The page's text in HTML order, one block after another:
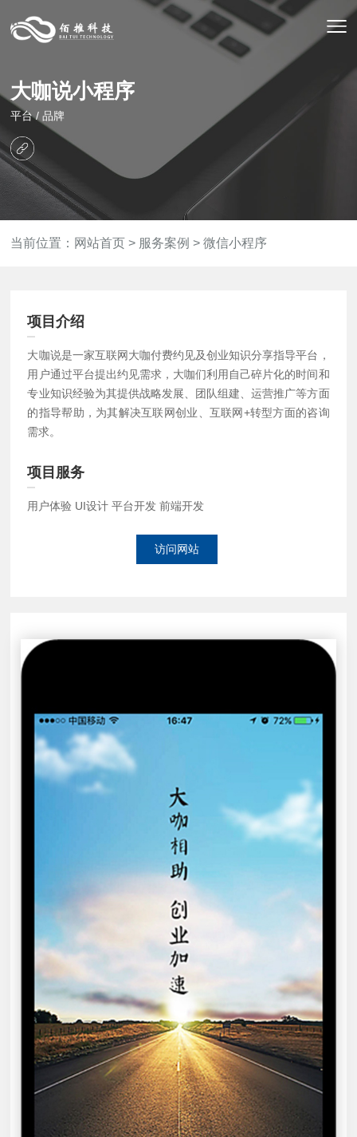
大咖说小程序
平台 / 品牌
当前位置： 网站首页 > 服务案例 >微信小程序
项目介绍
大咖说是一家互联网大咖付费约见及创业知识分享指导平台，
用户通过平台提出约见需求，大咖们利用自己碎片化的时间和
专业知识经验为其提供战略发展、团队组建、运营推广等方面
的指导帮助，为其解决互联网创业、互联网+转型方面的咨询
需求。
项目服务
用户体验 UI设计 平台开发 前端开发
访问网站